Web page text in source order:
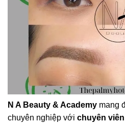
N A Beauty & Academy mang
chuyên nghiệp với chuyên